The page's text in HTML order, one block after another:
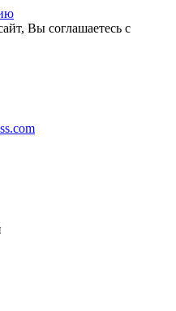
Вы соглашаетесь с